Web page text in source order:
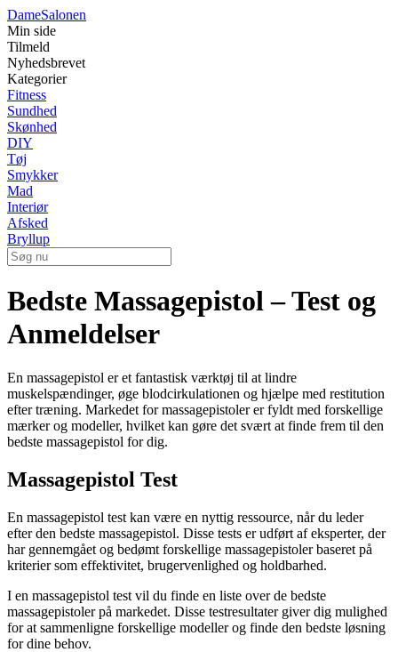
DameSalonen
Min side
Tilmeld
Nyhedsbrevet
Kategorier
Fitness
Sundhed
Skønhed
DIY
Tøj
Smykker
Mad
Interiør
Afsked
Bryllup
Bedste Massagepistol – Test og
Anmeldelser
En massagepistol er et fantastisk værktøj til at lindre
muskelspændinger, øge blodcirkulationen og hjælpe med restitution
efter træning. Markedet for massagepistoler er fyldt med forskellige
mærker og modeller, hvilket kan gøre det svært at finde frem til den
bedste massagepistol for dig.
Massagepistol Test
En massagepistol test kan være en nyttig ressource, når du leder
efter den bedste massagepistol. Disse tests er udført af eksperter, der
har gennemgået og bedømt forskellige massagepistoler baseret på
kriterier som effektivitet, brugervenlighed og holdbarhed.
I en massagepistol test vil du finde en liste over de bedste
massagepistoler på markedet. Disse testresultater giver dig mulighed
for at sammenligne forskellige modeller og finde den bedste løsning
for dine behov.